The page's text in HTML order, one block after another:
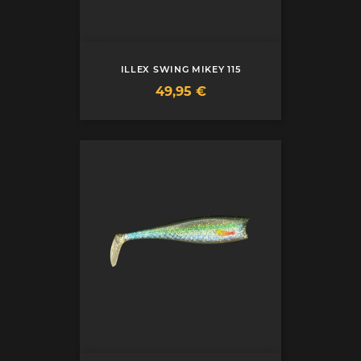
ILLEX SWING MIKEY 115
Prix
49,95 €